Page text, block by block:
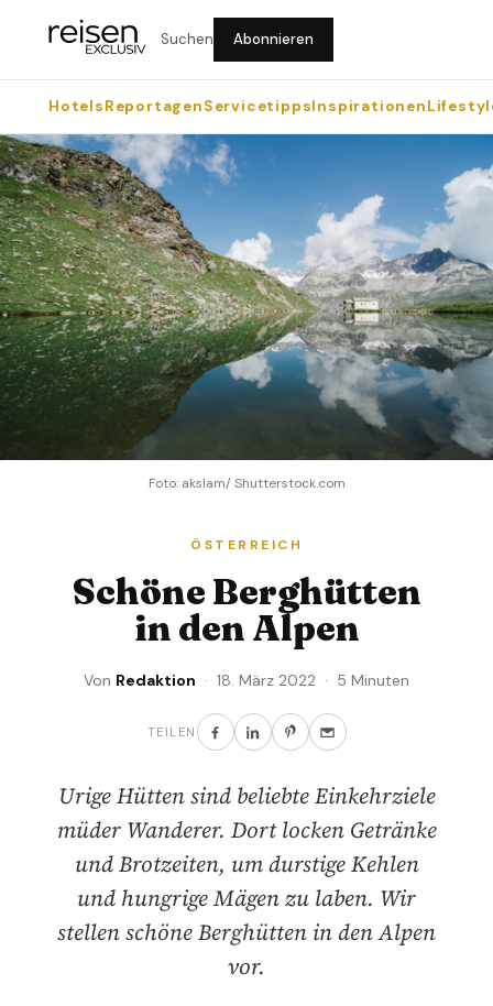
Suchen Abonnieren
HotelsReportagenServicetippsInspirationen
Foto: akslam/ Shutterstock.com
ÖSTERREICH
Schöne Berghütten
in den Alpen
Von Redaktion · 18. März 2022 · 5 Minuten
TEILEN
Urige Hütten sind beliebte Einkehrziele
müder Wanderer. Dort locken Getränke
und Brotzeiten, um durstige Kehlen
und hungrige Mägen zu laben. Wir
stellen schöne Berghütten in den Alpen
vor.